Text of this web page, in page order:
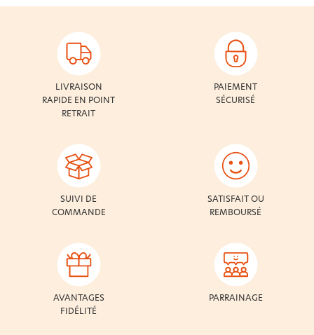
LIVRAISON
RAPIDE EN POINT
RETRAIT
PAIEMENT
SÉCURISÉ
SUIVI DE
COMMANDE
SATISFAIT OU
REMBOURSÉ
AVANTAGES
FIDÉLITÉ
PARRAINAGE